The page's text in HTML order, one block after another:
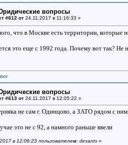
вопросы
#612 от 24.11.2017 в 11:16:33 »
что в Москве есть территории,
это еще с 1992 года. Почему вот так? Не
вопросы
#613 от 24.11.2017 в 12:05:22 »
не сам г. Одинцово, а ЗАТО рядом с
это не с 92, а намного раньше ввели
в 12:06:23 пользователем: desants »